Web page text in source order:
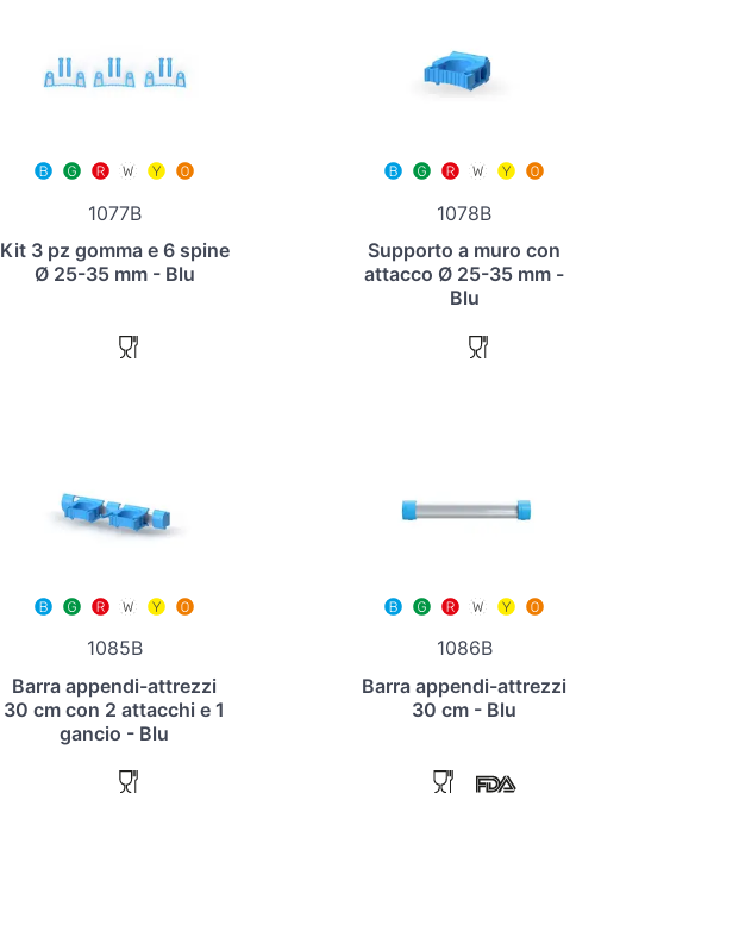
1077B
Kit 3 pz gomma e 6 spine
Ø 25-35 mm - Blu
1078B
Supporto a muro con
attacco Ø 25-35 mm -
Blu
1085B
Barra appendi-attrezzi
30 cm con 2 attacchi e 1
gancio - Blu
1086B
Barra appendi-attrezzi
30 cm - Blu